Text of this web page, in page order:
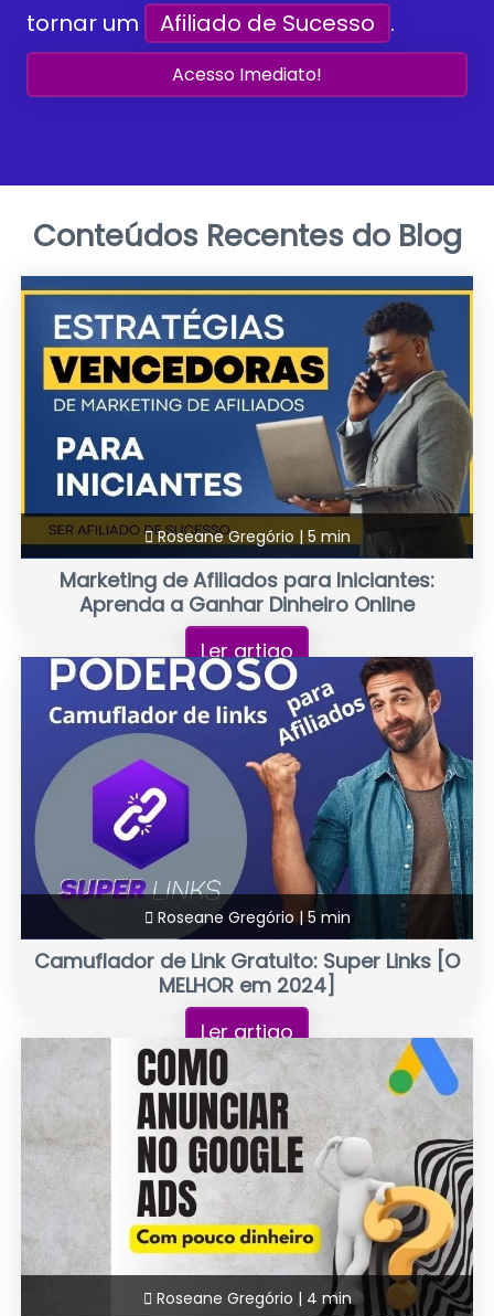
tornar um
Afiliado de Sucesso .
Acesso Imediato!
Conteúdos Recentes do Blog
Roseane Gregório | 5 min
Marketing de Afiliados para Iniciantes:
Aprenda a Ganhar Dinheiro Online
Ler artigo
Roseane Gregório | 5 min
Camuflador de Link Gratuito: Super Links [O
MELHOR em 2024]
Ler artigo
Roseane Gregório | 4 min